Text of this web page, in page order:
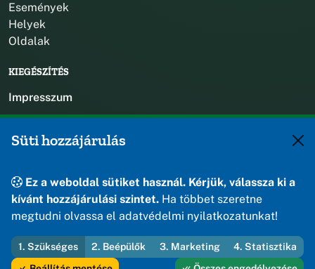
Események
Helyek
Oldalak
KIEGÉSZÍTÉS
Impresszum
jegyzo@osku.hu
8191 Öskü, Szabadság tér 1.
Süti hozzájárulás
Ez a weboldal sütiket használ. Kérjük, válassza ki a
kívánt hozzájárulási szintet. Ha többet szeretne
megtudni olvassa el adatvédelmi nyilatkozatunkat!
1. Szükséges 2. Beépülők 3. Marketing
4. Statisztika